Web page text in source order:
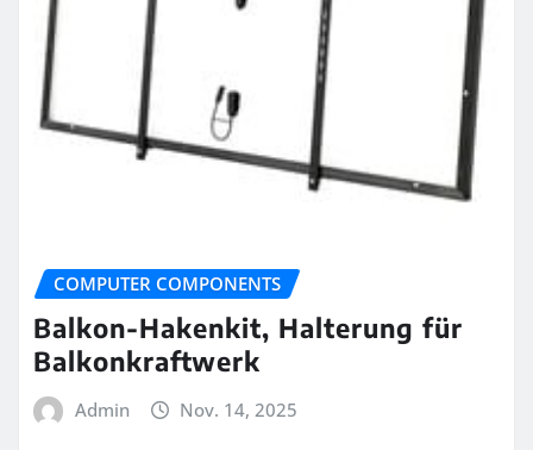
COMPUTER COMPONENTS
Balkon-Hakenkit, Halterung für
Balkonkraftwerk
Admin Nov. 14, 2025